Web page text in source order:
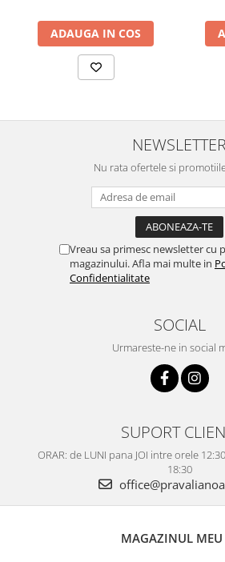
ADAUGA IN COS
NEWSLETTER
Nu rata ofertele si
Vreau sa primesc newsletter cu
magazinului. Afla mai multe in
Confidentialitate
SOCIAL
Urmareste-ne in social
SUPORT
ORAR: de LUNI pana JOI intre orele
18:30
MAGAZINUL MEU